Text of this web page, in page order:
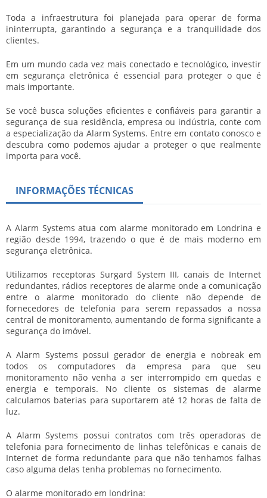
Toda a infraestrutura foi planejada para operar de forma
ininterrupta, garantindo a segurança e a tranquilidade dos
clientes.
Em um mundo cada vez mais conectado e tecnológico, investir
em segurança eletrônica é essencial para proteger o que é
mais importante.
Se você busca soluções eficientes e confiáveis para garantir a
segurança de sua residência, empresa ou indústria, conte com
a especialização da Alarm Systems. Entre em contato conosco e
descubra como podemos ajudar a proteger o que realmente
importa para você.
INFORMAÇÕES TÉCNICAS
A Alarm Systems atua com alarme monitorado em Londrina e
região desde 1994, trazendo o que é de mais moderno em
segurança eletrônica.
Utilizamos receptoras Surgard System III, canais de Internet
redundantes, rádios receptores de alarme onde a comunicação
entre o alarme monitorado do cliente não depende de
fornecedores de telefonia para serem repassados a nossa
central de monitoramento, aumentando de forma significante a
segurança do imóvel.
A Alarm Systems possui gerador de energia e nobreak em
todos os computadores da empresa para que seu
monitoramento não venha a ser interrompido em quedas e
energia e temporais. No cliente os sistemas de alarme
calculamos baterias para suportarem até 12 horas de falta de
luz.
A Alarm Systems possui contratos com três operadoras de
telefonia para fornecimento de linhas telefônicas e canais de
Internet de forma redundante para que não tenhamos falhas
caso alguma delas tenha problemas no fornecimento.
O alarme monitorado em londrina: